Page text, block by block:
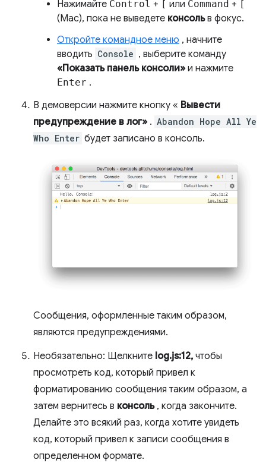
Нажимайте Control + [ или Command + [
(Mac), пока не выведете консольв фокус.
Откройте командное меню , начните
вводить Console , выберите команду
«Показать панель консоли» и нажмите
Enter .
В демоверсии нажмите кнопку « Вывести
предупреждение в лог» . Abandon Hope All Ye
Who Enter ​​будет записано в консоль.
Сообщения, оформленные таким образом,
являются предупреждениями.
Необязательно: Щелкните log.js:12, чтобы
просмотреть код, который привел к
форматированию сообщения таким образом, а
затем вернитесь в консоль, когда закончите.
Делайте это всякий раз, когда хотите увидеть
код, который привел к записи сообщения в
определенном формате.